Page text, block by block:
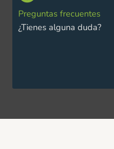
Preguntas frecuentes
¿Tienes alguna duda?